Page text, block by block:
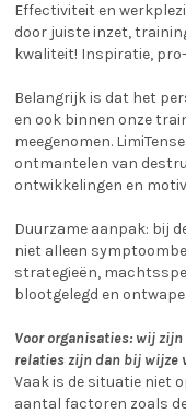
Effectiviteit en
door juiste inzet,
kwaliteit! Inspiratie,
Belangrijk is dat het
en ook binnen onze
meegenomen.
ontmantelen van
ontwikkelingen en
Duurzame aanpak: bij
niet alleen
strategieën,
blootgelegd en
Voor organisaties: wij
relaties zijn dan bij wijze
Vaak is de situatie niet
aantal factoren zoals